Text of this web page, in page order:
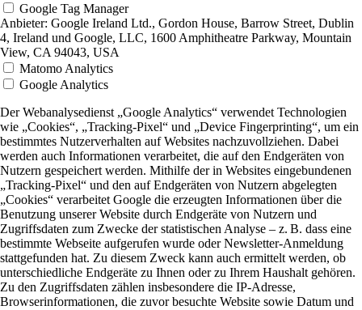
Google Tag Manager
Anbieter: Google Ireland Ltd., Gordon House, Barrow Street, Dublin
4, Ireland und Google, LLC, 1600 Amphitheatre Parkway, Mountain
View, CA 94043, USA
Matomo Analytics
Google Analytics
Der Webanalysedienst „Google Analytics“ verwendet Technologien
wie „Cookies“, „Tracking-Pixel“ und „Device Fingerprinting“, um ein
bestimmtes Nutzerverhalten auf Websites nachzuvollziehen. Dabei
werden auch Informationen verarbeitet, die auf den Endgeräten von
Nutzern gespeichert werden. Mithilfe der in Websites eingebundenen
„Tracking-Pixel“ und den auf Endgeräten von Nutzern abgelegten
„Cookies“ verarbeitet Google die erzeugten Informationen über die
Benutzung unserer Website durch Endgeräte von Nutzern und
Zugriffsdaten zum Zwecke der statistischen Analyse – z. B. dass eine
bestimmte Webseite aufgerufen wurde oder Newsletter-Anmeldung
stattgefunden hat. Zu diesem Zweck kann auch ermittelt werden, ob
unterschiedliche Endgeräte zu Ihnen oder zu Ihrem Haushalt gehören.
Zu den Zugriffsdaten zählen insbesondere die IP-Adresse,
Browserinformationen, die zuvor besuchte Website sowie Datum und